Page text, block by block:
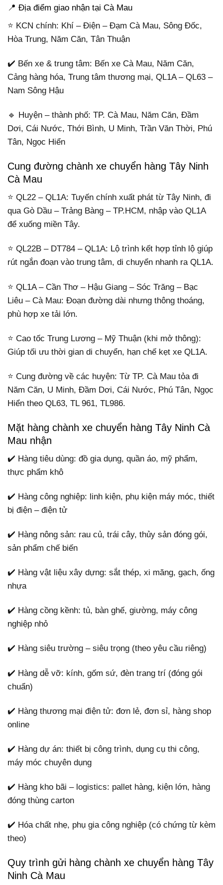
📍 Địa điểm giao nhận tại Cà Mau
⭐ KCN chính: Khí – Điện – Đạm Cà Mau, Sông Đốc,
Hòa Trung, Năm Căn, Tân Thuận
✔️ Bến xe & trung tâm: Bến xe Cà Mau, Năm Căn,
Cảng hàng hóa, Trung tâm thương mại, QL1A – QL63 –
Nam Sông Hậu
🔹 Huyện – thành phố: TP. Cà Mau, Năm Căn, Đầm
Dơi, Cái Nước, Thới Bình, U Minh, Trần Văn Thời, Phú
Tân, Ngọc Hiển
Cung đường chành xe chuyển hàng Tây Ninh
Cà Mau
⭐ QL22 – QL1A: Tuyến chính xuất phát từ Tây Ninh, đi
qua Gò Dầu – Trảng Bàng – TP.HCM, nhập vào QL1A
để xuống miền Tây.
⭐ QL22B – DT784 – QL1A: Lộ trình kết hợp tỉnh lộ giúp
rút ngắn đoạn vào trung tâm, di chuyển nhanh ra QL1A.
⭐ QL1A – Cần Thơ – Hậu Giang – Sóc Trăng – Bạc
Liêu – Cà Mau: Đoạn đường dài nhưng thông thoáng,
phù hợp xe tải lớn.
⭐ Cao tốc Trung Lương – Mỹ Thuận (khi mở thông):
Giúp tối ưu thời gian di chuyển, hạn chế kẹt xe QL1A.
⭐ Cung đường về các huyện: Từ TP. Cà Mau tỏa đi
Năm Căn, U Minh, Đầm Dơi, Cái Nước, Phú Tân, Ngọc
Hiển theo QL63, TL 961, TL986.
Mặt hàng chành xe chuyển hàng Tây Ninh Cà
Mau nhận
✔️ Hàng tiêu dùng: đồ gia dụng, quần áo, mỹ phẩm,
thực phẩm khô
✔️ Hàng công nghiệp: linh kiện, phụ kiện máy móc, thiết
bị điện – điện tử
✔️ Hàng nông sản: rau củ, trái cây, thủy sản đóng gói,
sản phẩm chế biến
✔️ Hàng vật liệu xây dựng: sắt thép, xi măng, gạch, ống
nhựa
✔️ Hàng cồng kềnh: tủ, bàn ghế, giường, máy công
nghiệp nhỏ
✔️ Hàng siêu trường – siêu trọng (theo yêu cầu riêng)
✔️ Hàng dễ vỡ: kính, gốm sứ, đèn trang trí (đóng gói
chuẩn)
✔️ Hàng thương mại điện tử: đơn lẻ, đơn sỉ, hàng shop
online
✔️ Hàng dự án: thiết bị công trình, dụng cụ thi công,
máy móc chuyên dụng
✔️ Hàng kho bãi – logistics: pallet hàng, kiện lớn, hàng
đóng thùng carton
✔️ Hóa chất nhẹ, phụ gia công nghiệp (có chứng từ kèm
theo)
Quy trình gửi hàng chành xe chuyển hàng Tây
Ninh Cà Mau